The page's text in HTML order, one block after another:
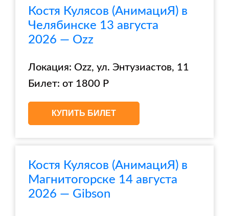
Костя Кулясов (АнимациЯ) в
Челябинске 13 августа
2026 — Ozz
Локация: Ozz, ул. Энтузиастов, 11
Билет: от 1800 Р
КУПИТЬ БИЛЕТ
Костя Кулясов (АнимациЯ) в
Магнитогорске 14 августа
2026 — Gibson